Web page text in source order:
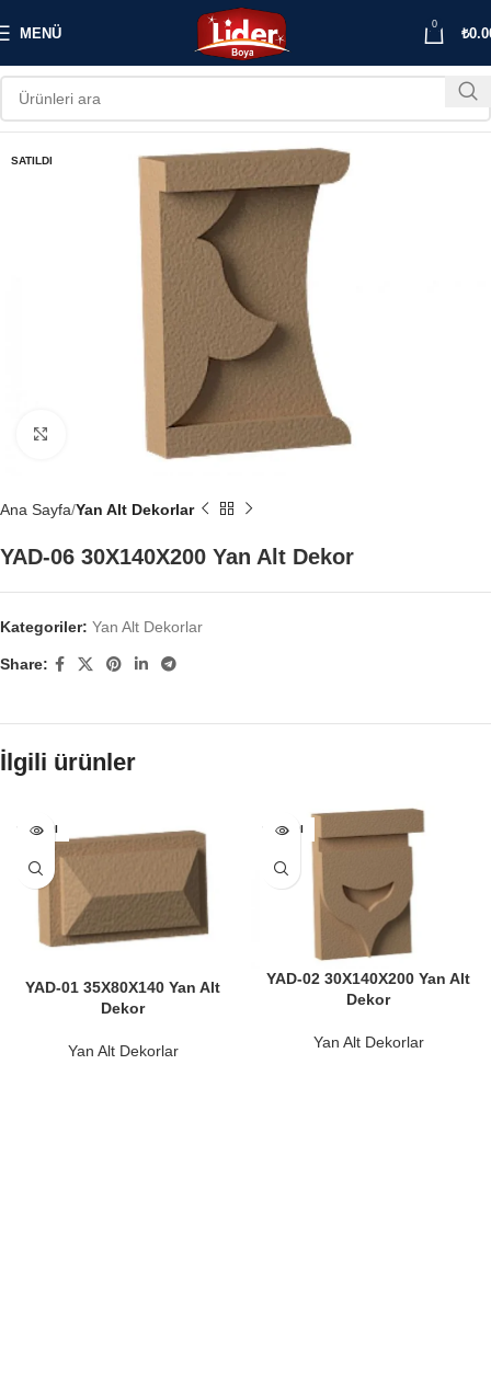
MENÜ
0
₺
SATILDI
Büyütmek için tıklayın
Ana Sayfa Yan Alt Dekorlar
YAD-06 30X140X200 Yan Alt Dekor
Kategoriler: Yan Alt Dekorlar
Share:
İlgili ürünler
SATILDI
YAD-01 35X80X140 Yan Alt
Dekor
Yan Alt Dekorlar
SATILDI
YAD-02 30X140X200 Yan Alt
Dekor
Yan Alt Dekorlar